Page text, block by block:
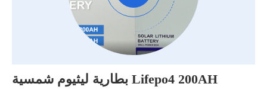
بطارية ليثيوم شمسية Lifepo4 200AH